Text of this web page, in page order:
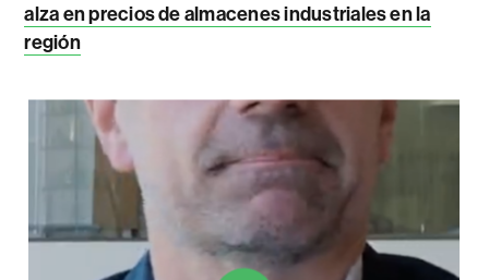
alza en precios de almacenes industriales en la
región